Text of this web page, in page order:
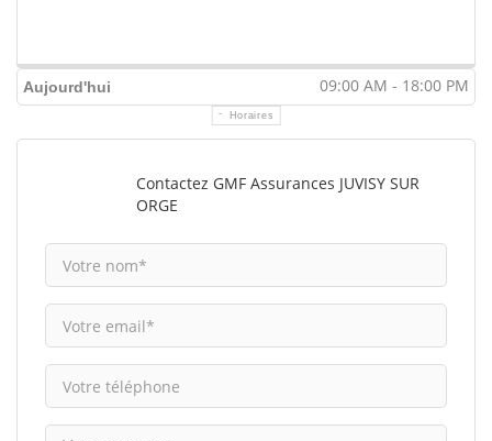
Aujourd'hui 09:00 AM - 18:00 PM
Horaires
Contactez GMF Assurances JUVISY SUR
ORGE